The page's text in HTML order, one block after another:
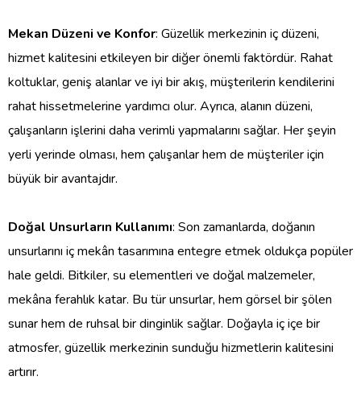
Mekan Düzeni ve Konfor: Güzellik merkezinin iç düzeni,
hizmet kalitesini etkileyen bir diğer önemli faktördür. Rahat
koltuklar, geniş alanlar ve iyi bir akış, müşterilerin kendilerini
rahat hissetmelerine yardımcı olur. Ayrıca, alanın düzeni,
çalışanların işlerini daha verimli yapmalarını sağlar. Her şeyin
yerli yerinde olması, hem çalışanlar hem de müşteriler için
büyük bir avantajdır.
Doğal Unsurların Kullanımı: Son zamanlarda, doğanın
unsurlarını iç mekân tasarımına entegre etmek oldukça popüler
hale geldi. Bitkiler, su elementleri ve doğal malzemeler,
mekâna ferahlık katar. Bu tür unsurlar, hem görsel bir şölen
sunar hem de ruhsal bir dinginlik sağlar. Doğayla iç içe bir
atmosfer, güzellik merkezinin sunduğu hizmetlerin kalitesini
artırır.